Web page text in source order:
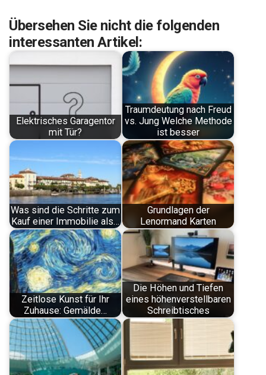
Übersehen Sie nicht die folgenden
interessanten Artikel:
Elektrisches Garagentor
mit Tür?
Traumdeutung nach Freud
vs. Jung Welche Methode
ist besser
Was sind die Schritte zum
Kauf einer Immobilie als…
Grundlagen der
Lenormand Karten
Zeitlose Kunst für Ihr
Zuhause: Gemälde…
Die Höhen und Tiefen
eines höhenverstellbaren
Schreibtisches